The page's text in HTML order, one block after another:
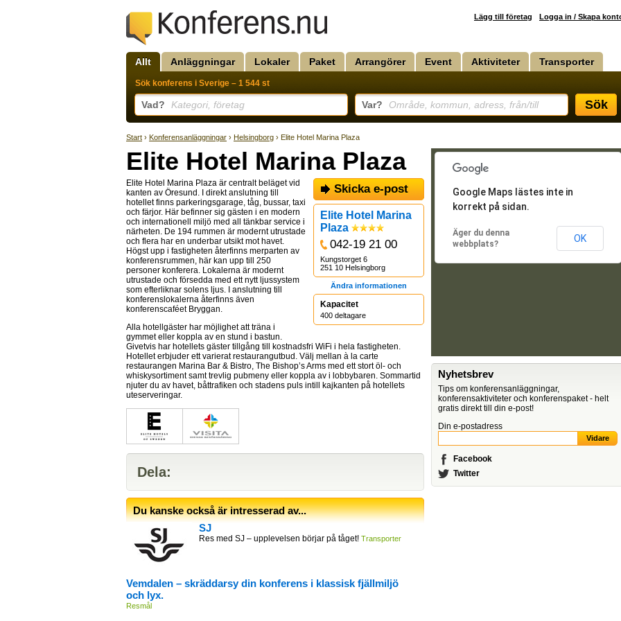
Lägg till företag Logga in / Skapa
Allt Anläggningar Lokaler Paket Arrangörer Event Aktiviteter Transporter
Sök konferens i Sverige – 1 544 st
Vad? Kategori, företag Var? Område, kommun, adress, från/till Sök
Start › Konferensanläggningar › Helsingborg › Elite Hotel Marina Plaza
Elite Hotel Marina Plaza
Skicka e-post
Elite Hotel Marina
Plaza
042-19 21 00
Kungstorget 6
251 10 Helsingborg
Ändra informationen
Kapacitet
400 deltagare
Elite Hotel Marina Plaza är centralt beläget vid
kanten av Öresund. I direkt anslutning till
hotellet finns parkeringsgarage, tåg, bussar, taxi
och färjor. Här befinner sig gästen i en modern
och internationell miljö med all tänkbar service i
närheten. De 194 rummen är modernt utrustade
och flera har en underbar utsikt mot havet.
Högst upp i fastigheten återfinns merparten av
konferensrummen, här kan upp till 250
personer konferera. Lokalerna är modernt
utrustade och försedda med ett nytt ljussystem
som efterliknar solens ljus. I anslutning till
konferenslokalerna återfinns även
konferenscaféet Bryggan.
Alla hotellgäster har möjlighet att träna i
gymmet eller koppla av en stund i bastun.
Givetvis har hotellets gäster tillgång till kostnadsfri WiFi i hela fastigheten.
Hotellet erbjuder ett varierat restaurangutbud. Välj mellan à la carte
restaurangen Marina Bar & Bistro, The Bishop’s Arms med ett stort öl- och
whiskysorti­ment samt trevlig pubmeny eller koppla av i lobby­baren. Sommartid
njuter du av havet, båttrafiken och stadens puls intill kajkanten på hotellets
uteserveringar.
Dela:
Du kanske också är intresserad av...
SJ
Res med SJ – upplevelsen börjar på tåget! Transporter
Vemdalen – skräddarsy din konferens i klassisk fjällmiljö
och lyx.
Resmål
Google Maps lästes inte in
korrekt på sidan.
Äger du denna
webbplats?
OK
Nyhetsbrev
Tips om konferensanläggningar,
konferensaktiviteter och konferenspaket - helt
gratis direkt till din e-post!
Din e-postadress
Facebook
Twitter